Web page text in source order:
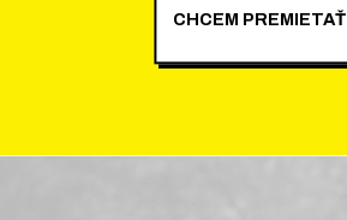
CHCEM PREMIETAŤ